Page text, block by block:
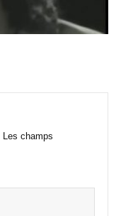
Les champs